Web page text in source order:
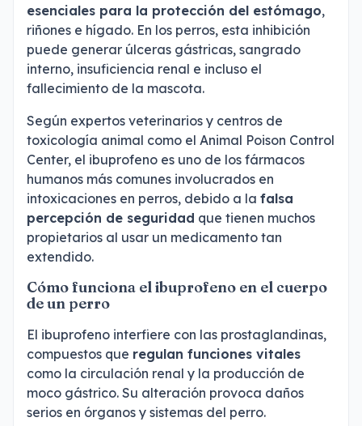
esenciales para la protección del estómago,
riñones e hígado. En los perros, esta inhibición
puede generar úlceras gástricas, sangrado
interno, insuficiencia renal e incluso el
fallecimiento de la mascota.
Según expertos veterinarios y centros de
toxicología animal como el Animal Poison Control
Center, el ibuprofeno es uno de los fármacos
humanos más comunes involucrados en
intoxicaciones en perros, debido a la falsa
percepción de seguridad que tienen muchos
propietarios al usar un medicamento tan
extendido.
Cómo funciona el ibuprofeno en el cuerpo
de un perro
El ibuprofeno interfiere con las prostaglandinas,
compuestos que regulan funciones vitales
como la circulación renal y la producción de
moco gástrico. Su alteración provoca daños
serios en órganos y sistemas del perro.